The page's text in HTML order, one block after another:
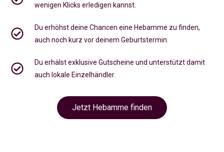
wenigen Klicks erledigen kannst.
Du erhöhst deine Chancen eine Hebamme zu finden,
auch noch kurz vor deinem Geburtstermin
Du erhälst exklusive Gutscheine und unterstützt damit
auch lokale Einzelhändler.
Jetzt Hebamme finden